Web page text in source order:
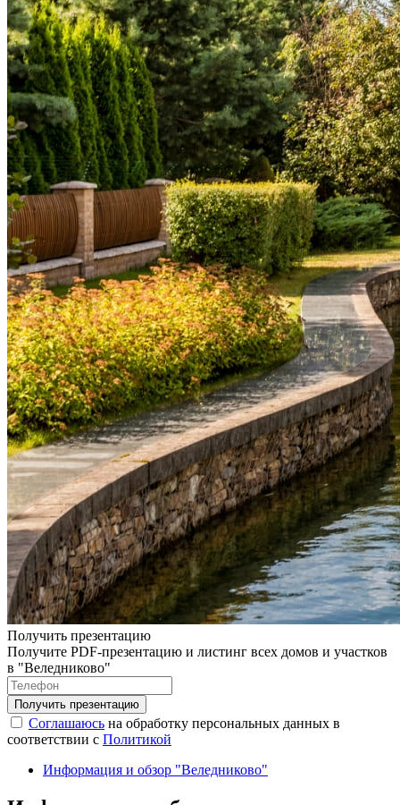
Получить презентацию
Получите PDF-презентацию и листинг всех домов и участков
в "Веледниково"
Соглашаюсь на обработку персональных данных в
соответствии с Политикой
Информация и обзор "Веледниково"